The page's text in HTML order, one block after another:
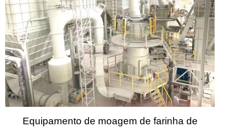
Equipamento de moagem de farinha de